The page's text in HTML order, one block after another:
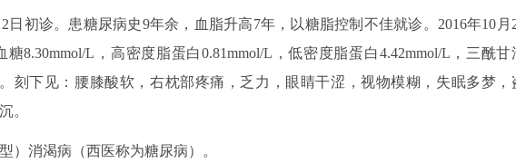
日初诊。患糖尿病史9年余，血脂升高7年，以糖脂控制不佳就诊。2016年10月
8.30mmol/L，高密度脂蛋白0.81mmol/L，低密度脂蛋白4.42mmol/L，三酰甘
。刻下见：腰膝酸软，右枕部疼痛，乏力，眼睛干涩，视物模糊，失眠多梦，
。
）消渴病（西医称为糖尿病）。